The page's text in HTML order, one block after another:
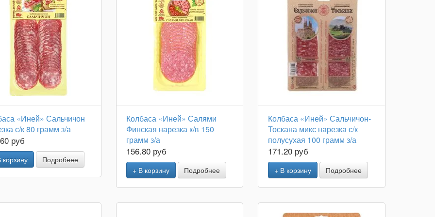
«Иней» Сальчичон
с/к 80 грамм з/а
руб
корзину Подробнее
Колбаса «Иней» Салями
Финская нарезка к/в 150
грамм з/а
156.80 руб
+ В корзину Подробнее
Колбаса «Иней» Сальчичон-
Тоскана микс нарезка с/к
полусухая 100 грамм з/а
171.20 руб
+ В корзину Подробнее